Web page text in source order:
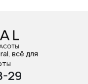
всё для
29